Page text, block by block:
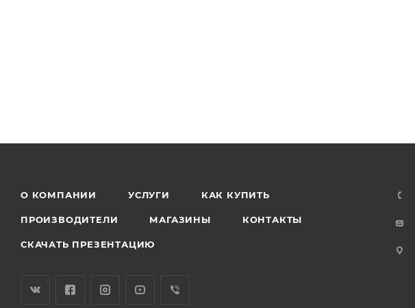
О КОМПАНИИ УСЛУГИ КАК КУПИТЬ
ПРОИЗВОДИТЕЛИ МАГАЗИНЫ КОНТАКТЫ
СКАЧАТЬ ПРЕЗЕНТАЦИЮ